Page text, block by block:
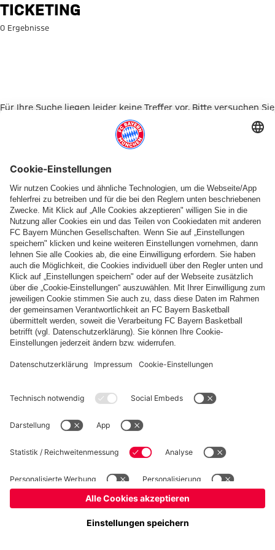
Suche: Ticketing
TICKETING
0 Ergebnisse
Für Ihre Suche liegen leider keine Treffer vor. Bitte versuchen Sie
Zur Startseite
Basketball Frauen Handball Schach Schiedsrichter
Seniorenfußball
Tischtennis
Impressum Datenschutz Nutzungsbedingungen Barrierefreiheit